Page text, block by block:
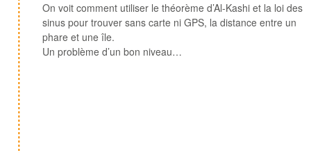
On voit comment utiliser le théorème d’Al-Kashi et la loi des
sinus pour trouver sans carte ni GPS, la distance entre un
phare et une île.
Un problème d’un bon niveau…